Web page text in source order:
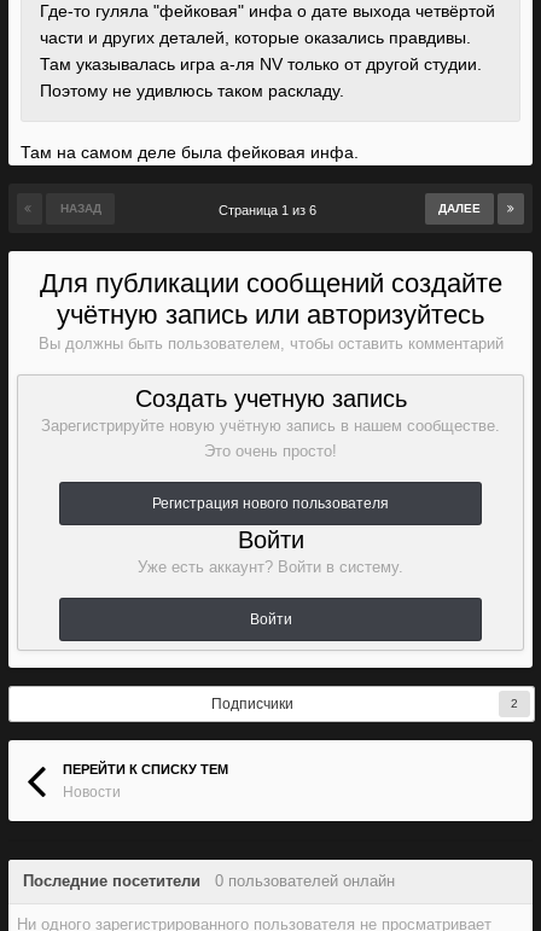
Где-то гуляла "фейковая" инфа о дате выхода четвёртой
части и других деталей, которые оказались правдивы.
Там указывалась игра а-ля NV только от другой студии.
Поэтому не удивлюсь таком раскладу.
Там на самом деле была фейковая инфа.
НАЗАД ДАЛЕЕ
Страница 1 из 6
Для публикации сообщений создайте
учётную запись или авторизуйтесь
Вы должны быть пользователем, чтобы оставить комментарий
Создать учетную запись
Зарегистрируйте новую учётную запись в нашем сообществе.
Это очень просто!
Регистрация нового пользователя
Войти
Уже есть аккаунт? Войти в систему.
Войти
Подписчики 2
ПЕРЕЙТИ К СПИСКУ ТЕМ
Новости
Последние посетители 0 пользователей онлайн
Ни одного зарегистрированного пользователя не просматривает